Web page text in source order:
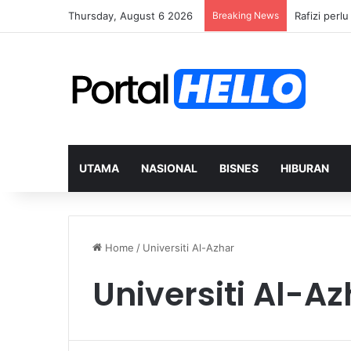
Thursday, August 6 2026 Breaking News Rafizi
UTAMA NASIONAL BISNES HIBURAN
Home / Universiti Al-Azhar
Universiti Al-